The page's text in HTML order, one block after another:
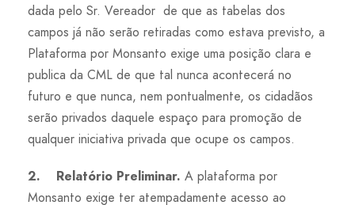
dada pelo Sr. Vereador de que as tabelas dos
campos já não serão retiradas como estava previsto, a
Plataforma por Monsanto exige uma posição clara e
publica da CML de que tal nunca acontecerá no
futuro e que nunca, nem pontualmente, os cidadãos
serão privados daquele espaço para promoção de
qualquer iniciativa privada que ocupe os campos.
2. Relatório Preliminar. A plataforma por
Monsanto exige ter atempadamente acesso ao